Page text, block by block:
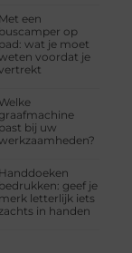
Met een
buscamper op
pad: wat je moet
voordat je
Welke
past bij uw
Handdoeken
bedrukken: geef je
merk letterlijk iets
in handen